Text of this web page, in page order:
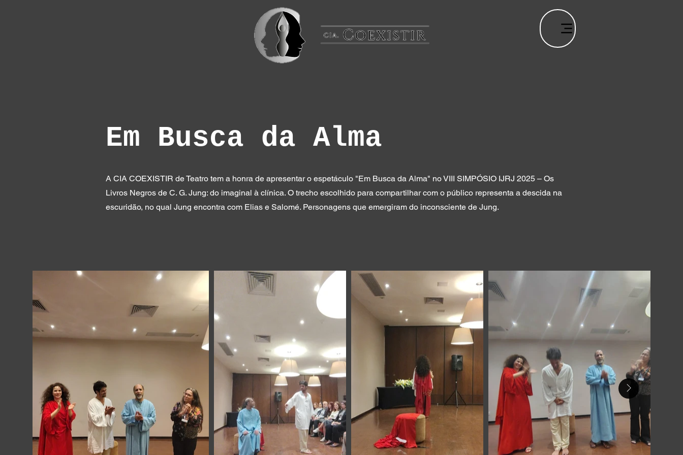
Em Busca da Alma
A CIA COEXISTIR de Teatro tem a honra de apresentar o espetáculo "Em Busca da Alma" no VIII SIMPÓSIO IJRJ 2025 – Os
Livros Negros de C. G. Jung: do imaginal à clínica. O trecho escolhido para compartilhar com o público representa a descida na
escuridão, no qual Jung encontra com Elias e Salomé. Personagens que emergiram do inconsciente de Jung.